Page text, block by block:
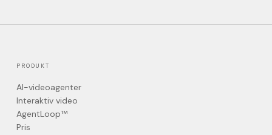
PRODUKT
AI-videoagenter
Interaktiv video
AgentLoop™
Pris